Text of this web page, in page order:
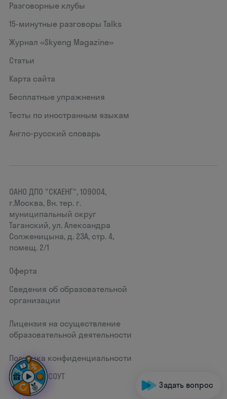
Разговорные клубы
15‑минутные разговоры Talks
Журнал «Skyeng Magazine»
Статьи
Карта сайта
Бесплатные упражнения
Тесты по иностранным языкам
Англо-русский словарь
ОАНО ДПО "СКАЕНГ", 109004,
г.Москва, Вн. тер. г.
муниципальный округ
Таганский, ул. Александра
Солженицына, д. 23А, стр. 4,
помещ. 2/1
Оферта
Сведения об образовательной
организации
Лицензия на осуществление
образовательной деятельности
Политика конфиденциальности
Документ СОУТ
Задать вопрос